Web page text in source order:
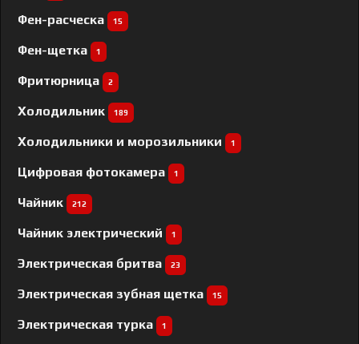
Фен-расческа 15
Фен-щетка 1
Фритюрница 2
Холодильник 189
Холодильники и морозильники 1
Цифровая фотокамера 1
Чайник 212
Чайник электрический 1
Электрическая бритва 23
Электрическая зубная щетка 15
Электрическая турка 1